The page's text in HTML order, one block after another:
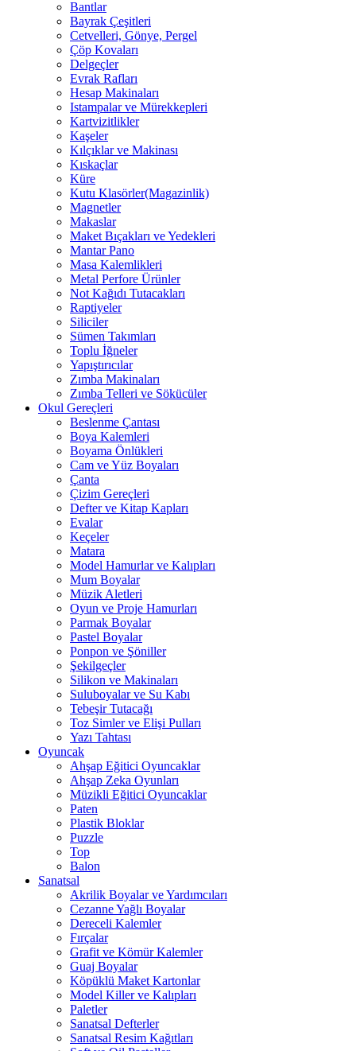
Bantlar
Bayrak Çeşitleri
Cetvelleri, Gönye, Pergel
Çöp Kovaları
Delgeçler
Evrak Rafları
Hesap Makinaları
Istampalar ve Mürekkepleri
Kartvizitlikler
Kaşeler
Kılçıklar ve Makinası
Kıskaçlar
Küre
Kutu Klasörler(Magazinlik)
Magnetler
Makaslar
Maket Bıçakları ve Yedekleri
Mantar Pano
Masa Kalemlikleri
Metal Perfore Ürünler
Not Kağıdı Tutacakları
Raptiyeler
Siliciler
Sümen Takımları
Toplu İğneler
Yapıştırıcılar
Zımba Makinaları
Zımba Telleri ve Sökücüler
Okul Gereçleri
Beslenme Çantası
Boya Kalemleri
Boyama Önlükleri
Cam ve Yüz Boyaları
Çanta
Çizim Gereçleri
Defter ve Kitap Kapları
Evalar
Keçeler
Matara
Model Hamurlar ve Kalıpları
Mum Boyalar
Müzik Aletleri
Oyun ve Proje Hamurları
Parmak Boyalar
Pastel Boyalar
Ponpon ve Şöniller
Şekilgeçler
Silikon ve Makinaları
Suluboyalar ve Su Kabı
Tebeşir Tutacağı
Toz Simler ve Elişi Pulları
Yazı Tahtası
Oyuncak
Ahşap Eğitici Oyuncaklar
Ahşap Zeka Oyunları
Müzikli Eğitici Oyuncaklar
Paten
Plastik Bloklar
Puzzle
Top
Balon
Sanatsal
Akrilik Boyalar ve Yardımcıları
Cezanne Yağlı Boyalar
Dereceli Kalemler
Fırçalar
Grafit ve Kömür Kalemler
Guaj Boyalar
Köpüklü Maket Kartonlar
Model Killer ve Kalıpları
Paletler
Sanatsal Defterler
Sanatsal Resim Kağıtları